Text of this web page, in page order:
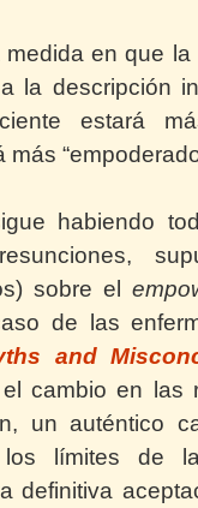
medida en que
la descripción
estará
habiendo
sobre el
de las
and
cambio en las
un auténtico
límites de
definitiva